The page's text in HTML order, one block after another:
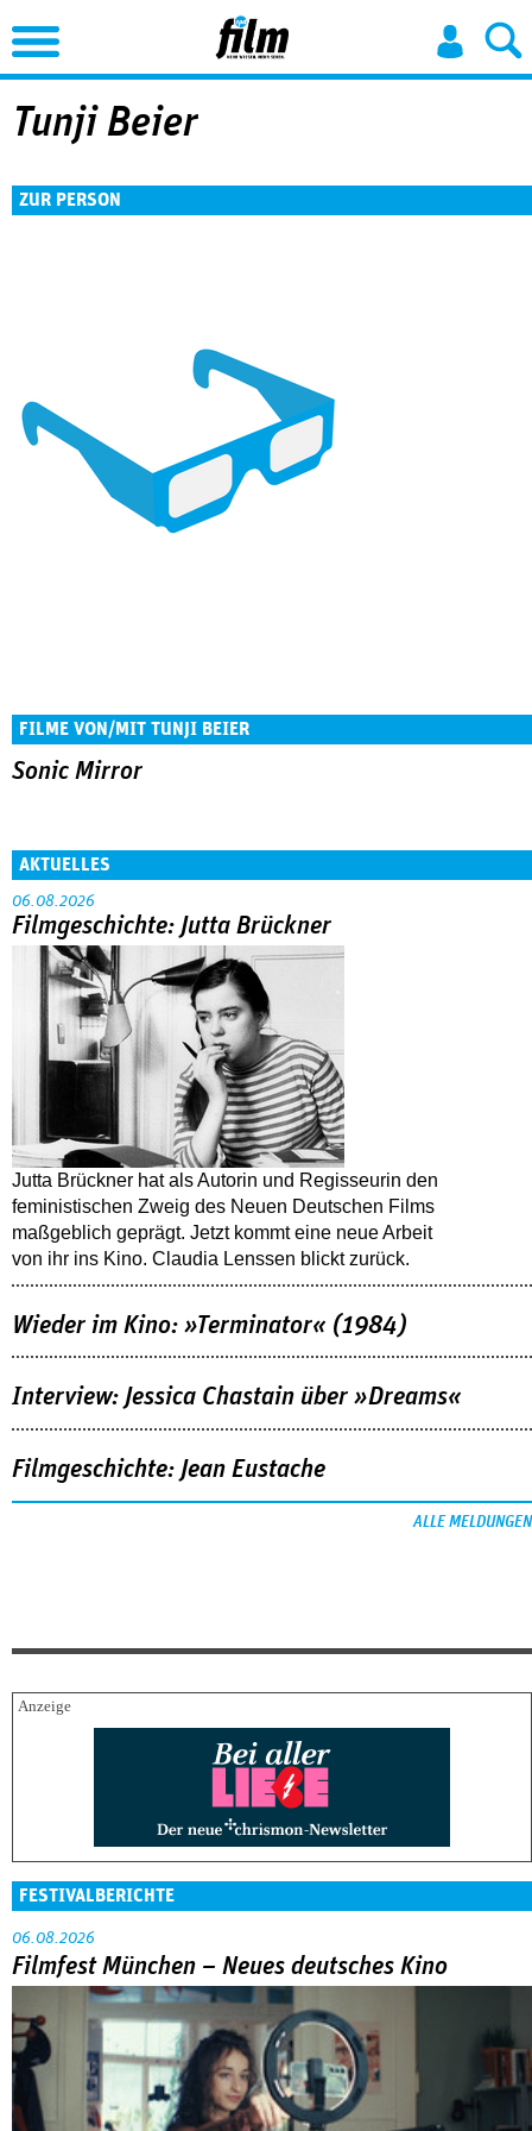
Jump to Navigation
Tunji Beier
ZUR PERSON
FILME VON/MIT TUNJI BEIER
Sonic Mirror
AKTUELLES
06.08.2026
Filmgeschichte: Jutta Brückner
Jutta Brückner hat als Autorin und Regisseurin den
feministischen Zweig des Neuen Deutschen Films
maßgeblich geprägt. Jetzt kommt eine neue Arbeit
von ihr ins Kino. Claudia Lenssen blickt zurück.
Wieder im Kino: »Terminator« (1984)
Interview: Jessica Chastain über »Dreams«
Filmgeschichte: Jean Eustache
ALLE MELDUNGEN
FESTIVALBERICHTE
06.08.2026
Filmfest München – Neues deutsches Kino